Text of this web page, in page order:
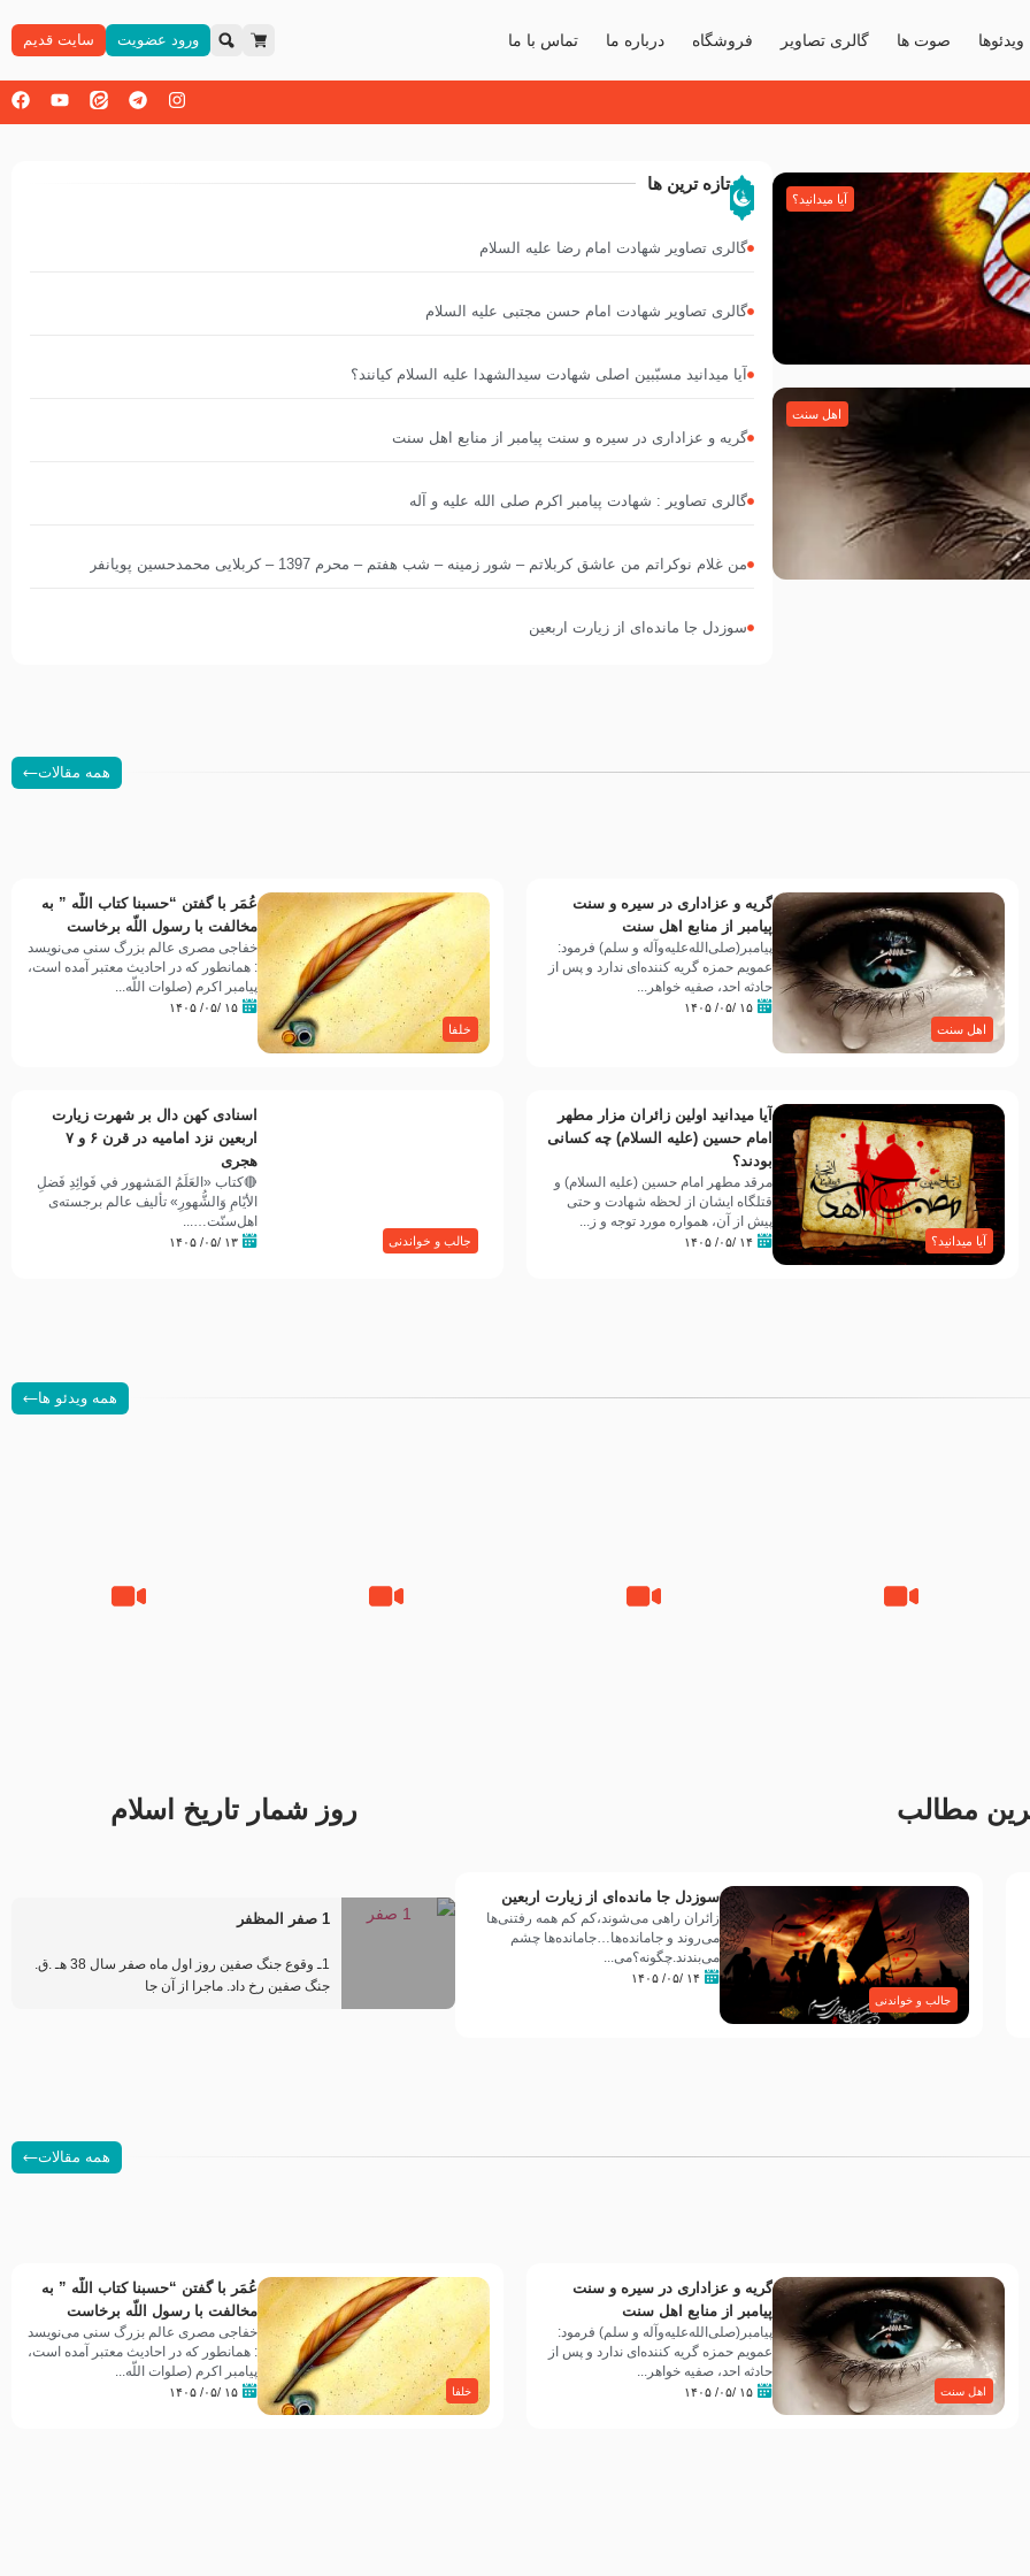
ویدئوها صوت ها گالری تصاویر فروشگاه درباره ما تماس با ما ورود عضویت سایت قدیم
آیا میدانید؟
اهل سنت
تازه ترین ها
گالری تصاویر شهادت امام رضا علیه السلام
گالری تصاویر شهادت امام حسن مجتبی علیه السلام
آیا میدانید مسبّبین اصلی شهادت سیدالشهدا علیه ‌السلام کیانند؟
گریه و عزاداری در سیره و سنت پیامبر از منابع اهل سنت
گالری تصاویر : شهادت پیامبر اکرم صلی الله علیه و آله
من غلام نوکراتم من عاشق کربلاتم – شور زمینه – شب هفتم – محرم 1397 – کربلایی محمدحسین پویانفر
سوزدل جا مانده‌ای از زیارت اربعین
همه مقالات
اهل سنت
گریه و عزاداری در سیره و سنت
پیامبر از منابع اهل سنت
پیامبر(صلی‌الله‌علیه‌وآله و سلم) فرمود:
عمویم حمزه گریه کننده‌ای ندارد و پس از
حادثه احد، صفیه خواهر...
۱۵ /۰۵/ ۱۴۰۵
خلفا
عُمَر با گفتن “حسبنا كتاب اللّه ” به
مخالفت با رسول اللّه برخاست
خفاجی مصری عالم بزرگ سنی می‌نویسد
: همانطور که در احادیث معتبر آمده است،
پیامبر اکرم (صلوات اللّه...
۱۵ /۰۵/ ۱۴۰۵
آیا میدانید؟
آیا میدانید اولین زائران مزار مطهر
امام حسین (علیه السلام) چه کسانی
بودند؟
مرقد مطهر امام حسین (علیه السلام) و
قتلگاه ایشان از لحظه شهادت و حتی
پیش از آن، همواره مورد توجه و ز...
۱۴ /۰۵/ ۱۴۰۵
جالب و خواندنی
اسنادی کهن دال بر شهرت زیارت
اربعین نزد امامیه در قرن ۶ و ۷
هجری
🔴کتاب «العَلَمُ المَشهور في فَوائِدِ فَضلِ
الأيّامِ وَالشُّهورِ» تألیف عالم برجسته‌ی
اهل‌سنّت…...
۱۳ /۰۵/ ۱۴۰۵
همه ویدئو ها
مطالب
جالب و خواندنی
سوزدل جا مانده‌ای از زیارت اربعین
زائران راهی می‌شوند،کم‌ کم همه رفتنی‌ها
می‌روند و جامانده‌ها…جامانده‌ها چشم
می‌بندند.چگونه؟می‌...
۱۴ /۰۵/ ۱۴۰۵
روز شمار تاریخ اسلام
1 صفر المظفر
1ـ وقوع جنگ صفین روز اول ماه صفر سال 38 هـ .ق.
جنگ صفین رخ داد. ماجرا از آن جا
همه مقالات
اهل سنت
گریه و عزاداری در سیره و سنت
پیامبر از منابع اهل سنت
پیامبر(صلی‌الله‌علیه‌وآله و سلم) فرمود:
عمویم حمزه گریه کننده‌ای ندارد و پس از
حادثه احد، صفیه خواهر...
۱۵ /۰۵/ ۱۴۰۵
خلفا
عُمَر با گفتن “حسبنا كتاب اللّه ” به
مخالفت با رسول اللّه برخاست
خفاجی مصری عالم بزرگ سنی می‌نویسد
: همانطور که در احادیث معتبر آمده است،
پیامبر اکرم (صلوات اللّه...
۱۵ /۰۵/ ۱۴۰۵